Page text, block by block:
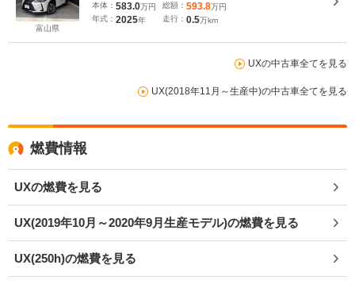
富山県
本体： 583.0万円
年式： 2025年
総額： 593.8万円
走行： 0.5万km
UXの中古車全てを見る
UX(2018年11月～生産中)の中古車全てを見る
燃費情報
UXの燃費を見る
UX(2019年10月～2020年9月生産モデル)の燃費を見る
UX(250h)の燃費を見る